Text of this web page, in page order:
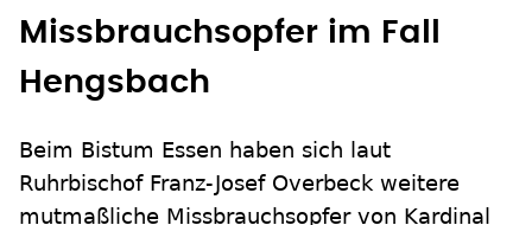
Missbrauchsopfer im Fall
Hengsbach
Beim Bistum Essen haben sich laut
Ruhrbischof Franz-Josef Overbeck weitere
mutmaßliche Missbrauchsopfer von Kardinal